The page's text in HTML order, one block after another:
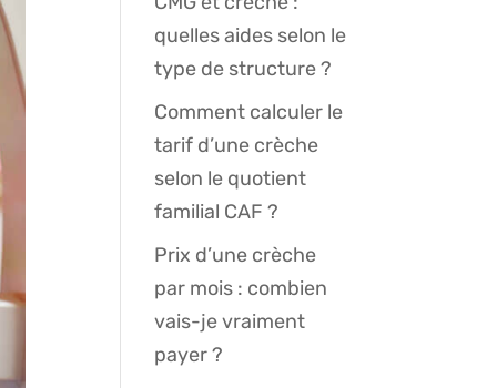
quelles aides selon le
type de structure ?
Comment calculer le
tarif d’une crèche
selon le quotient
familial CAF ?
Prix d’une crèche
par mois : combien
vais-je vraiment
payer ?